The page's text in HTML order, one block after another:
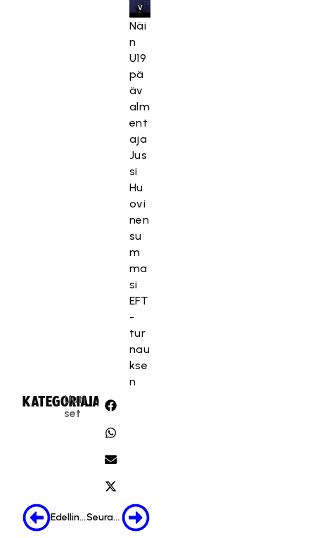
v
a
t
ii
m
a
r
k
k
n
o
i
n
t
i
v
s
t
e
Näi
n
U19
pä
äv
alm
ent
aja
Jus
si
Hu
ovi
nen
su
m
ma
si
EFT
-
tur
nau
kse
n
KATEGORIA:
Uuti
set
JAA:
Edellinen Seuraava